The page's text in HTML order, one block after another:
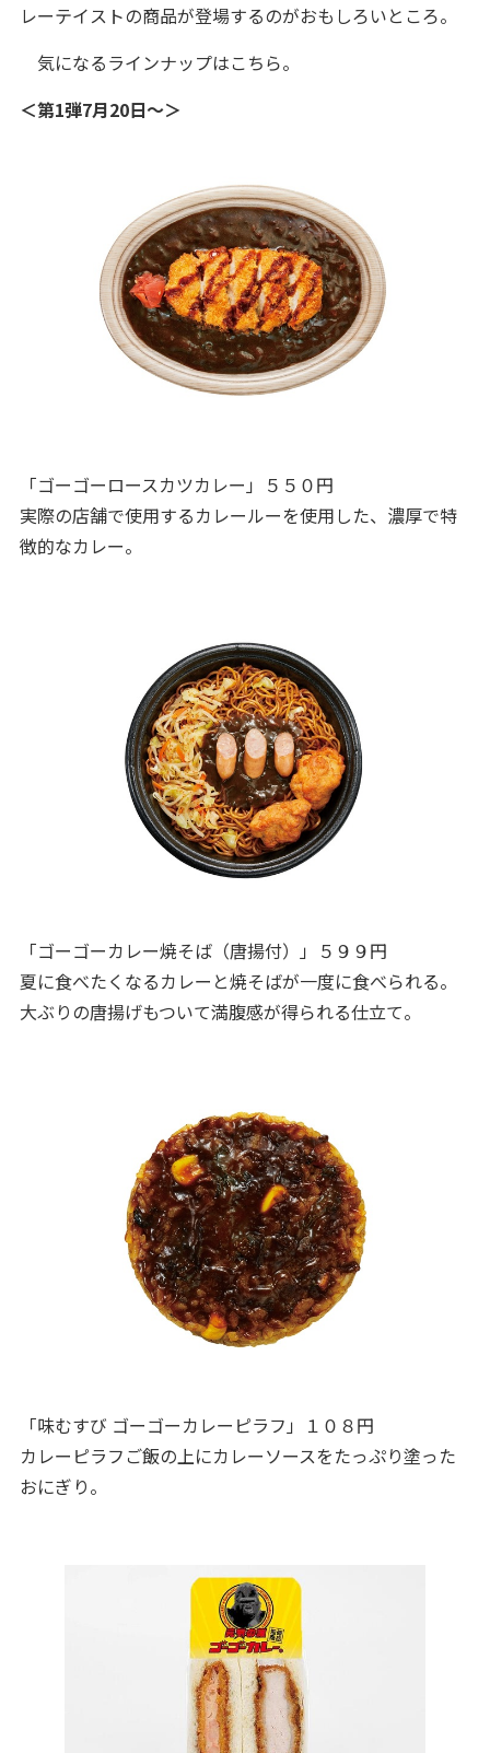
レーテイストの商品が登場するのがおもしろいところ。
気になるラインナップはこちら。
＜第1弾7月20日～＞
「ゴーゴーロースカツカレー」５５０円
実際の店舗で使用するカレールーを使用した、濃厚で特
徴的なカレー。
「ゴーゴーカレー焼そば（唐揚付）」５９９円
夏に食べたくなるカレーと焼そばが一度に食べられる。
大ぶりの唐揚げもついて満腹感が得られる仕立て。
「味むすび ゴーゴーカレーピラフ」１０８円
カレーピラフご飯の上にカレーソースをたっぷり塗った
おにぎり。